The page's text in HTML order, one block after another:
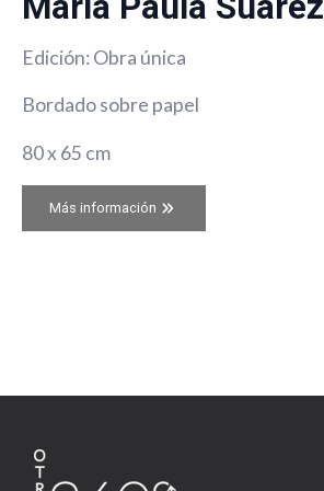
Edición: Obra única
Bordado sobre papel
80 x 65 cm
Más información